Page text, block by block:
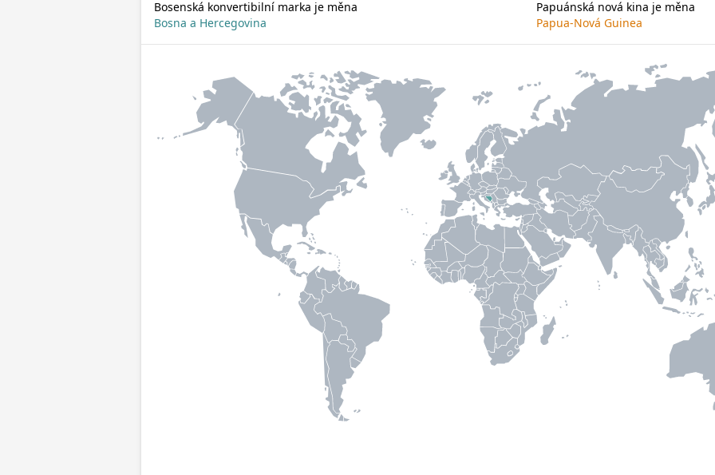
Bosenská konvertibilní marka je měna
Bosna a Hercegovina
Papuánská nová kina je měna
Papua-Nová Guinea